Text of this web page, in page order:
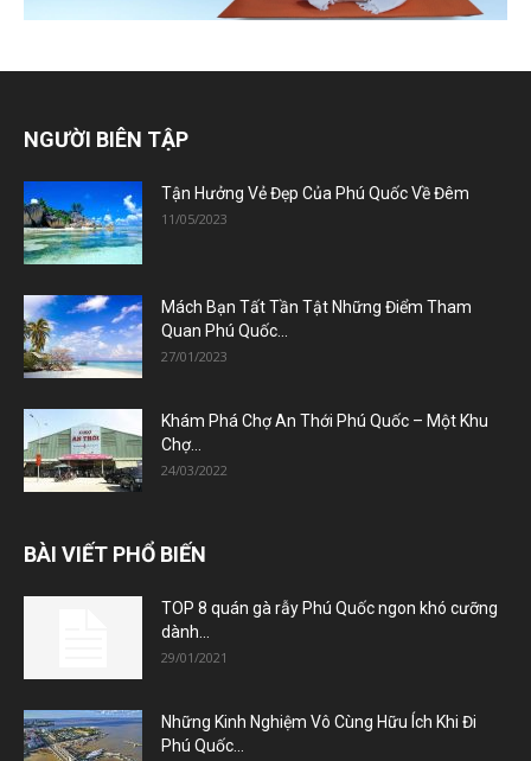
NGƯỜI BIÊN TẬP
Tận Hưởng Vẻ Đẹp Của Phú Quốc Về Đêm
11/05/2023
Mách Bạn Tất Tần Tật Những Điểm Tham
Quan Phú Quốc...
27/01/2023
Khám Phá Chợ An Thới Phú Quốc – Một Khu
Chợ...
24/03/2022
BÀI VIẾT PHỔ BIẾN
TOP 8 quán gà rẫy Phú Quốc ngon khó cưỡng
dành...
29/01/2021
Những Kinh Nghiệm Vô Cùng Hữu Ích Khi Đi
Phú Quốc...